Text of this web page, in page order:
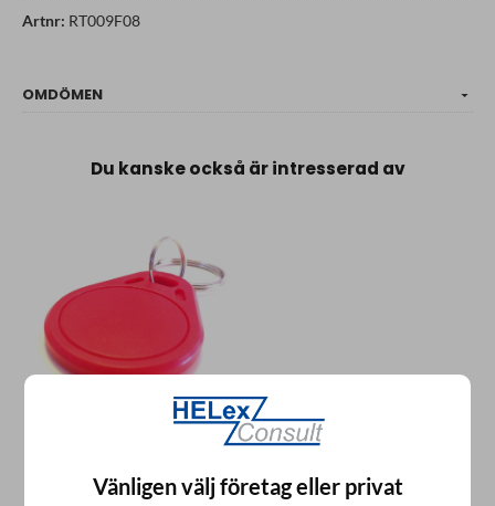
Färger: Blå, grön, röd, svart. Levereras osorterat men Ni kan
Säljes & prisanges styckvis samt 100-pack.
Artnr: RT009F08
OMDÖMEN
Du kanske också är intresserad av
Vänligen välj företag eller privat